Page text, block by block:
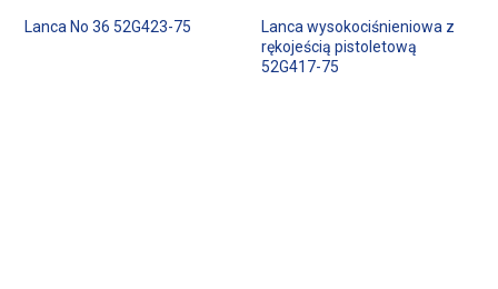
Lanca No 36 52G423-75
Lanca wysokociśnieniowa z
rękojeścią pistoletową
52G417-75